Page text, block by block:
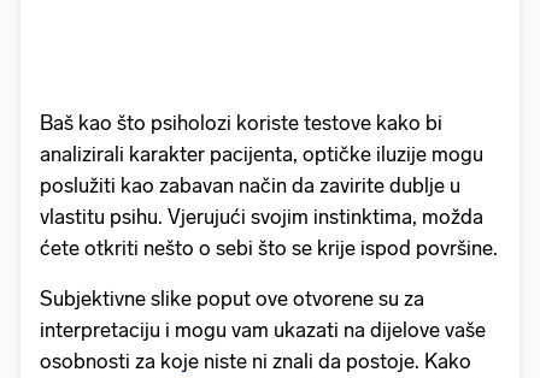
Baš kao što psiholozi koriste testove kako bi
analizirali karakter pacijenta, optičke iluzije mogu
poslužiti kao zabavan način da zavirite dublje u
vlastitu psihu. Vjerujući svojim instinktima, možda
ćete otkriti nešto o sebi što se krije ispod površine.
Subjektivne slike poput ove otvorene su za
interpretaciju i mogu vam ukazati na dijelove vaše
osobnosti za koje niste ni znali da postoje. Kako